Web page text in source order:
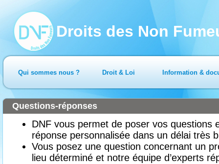
Droits des Non
Qui sommes nous ? Droit & Loi Information &
DNF vous permet de poser vos questions
réponse personnalisée dans un délai très
Vous posez une question concernant un
lieu déterminé et notre équipe d’experts
Questions-réponses